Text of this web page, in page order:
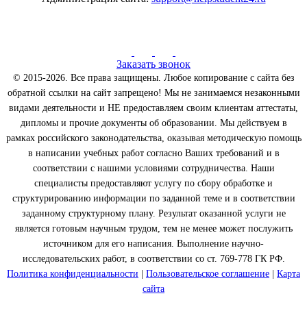
Заказать звонок
© 2015-2026. Все права защищены. Любое копирование с сайта без
обратной ссылки на сайт запрещено! Мы не занимаемся незаконными
видами деятельности и НЕ предоставляем своим клиентам аттестаты,
дипломы и прочие документы об образовании. Мы действуем в
рамках российского законодательства, оказывая методическую помощь
в написании учебных работ согласно Ваших требований и в
соответствии с нашими условиями сотрудничества. Наши
специалисты предоставляют услугу по сбору обработке и
структурированию информации по заданной теме и в соответствии
заданному структурному плану. Результат оказанной услуги не
является готовым научным трудом, тем не менее может послужить
источником для его написания. Выполнение научно-
исследовательских работ, в соответствии со ст. 769-778 ГК РФ.
Политика конфиденциальности
Пользовательское соглашение
Карта
сайта